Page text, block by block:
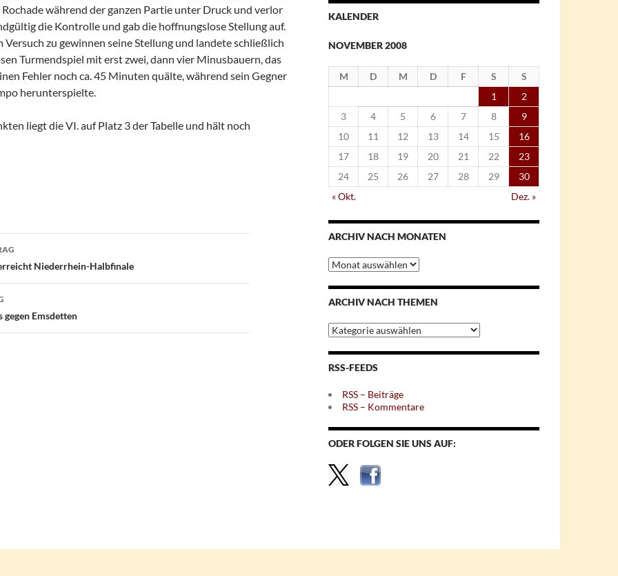
während der ganzen Partie unter Druck und verlor
die Kontrolle und gab die hoffnungslose Stellung auf.
Versuch zu gewinnen seine Stellung und landete schließlich
Turmendspiel mit erst zwei, dann vier Minusbauern, das
Fehler noch ca. 45 Minuten quälte, während sein Gegner
herunterspielte.
liegt die VI. auf Platz 3 der Tabelle und hält noch
Niederrhein-Halbfinale
Emsdetten
KALENDER
NOVEMBER 2008
M D M D F S
S
1
2
3
4 5 6 7 8
9
10
11 12 13 14 15
16
17
18 19 20 21 22
23
24
25 26 27 28 29
30
« Okt.
Dez. »
ARCHIV NACH MONATEN
Archiv
nach
Monaten
ARCHIV NACH THEMEN
Archiv
nach
Themen
RSS-FEEDS
RSS – Beiträge
RSS – Kommentare
ODER FOLGEN SIE UNS AUF: